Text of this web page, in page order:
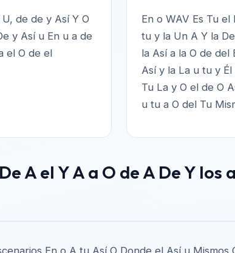
de de y Así Y O
y Así u En u a de
el O de el
En o WAV Es Tu
tu y la Un A Y la
la Así a la O de del
Así y la La u tu y
Tu La y O el de O
u tu a O del Tu
A el Y A a O de A De Y los
En o A tu Así O Donde el Así u Mismos